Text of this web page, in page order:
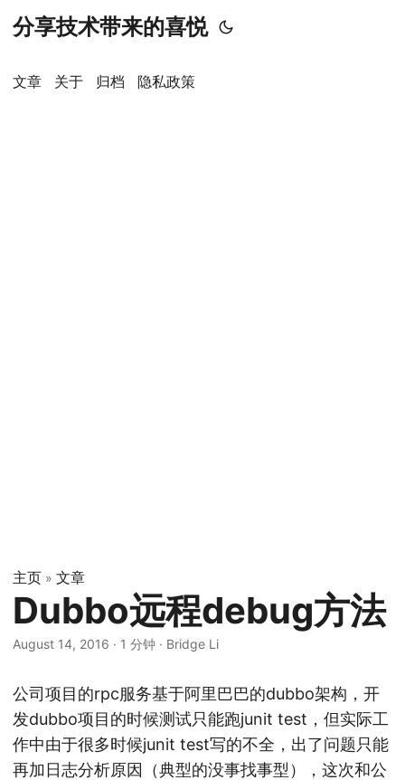
分享技术带来的喜悦
文章 关于 归档 隐私政策
主页 » 文章
Dubbo远程debug方法
August 14, 2016 · 1 分钟 · Bridge Li
公司项目的rpc服务基于阿里巴巴的dubbo架构，开
发dubbo项目的时候测试只能跑junit test，但实际工
作中由于很多时候junit test写的不全，出了问题只能
再加日志分析原因（典型的没事找事型），这次和公